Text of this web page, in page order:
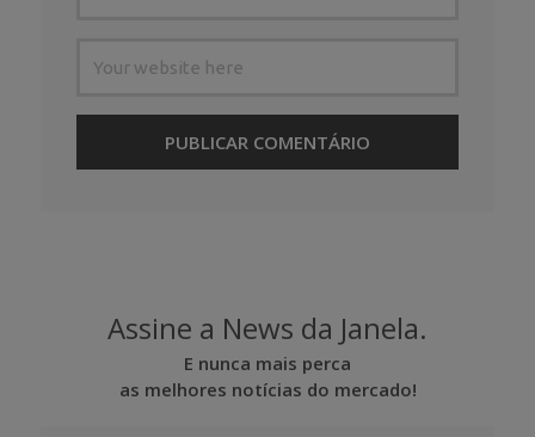
Assine a News da Janela.
E nunca mais perca
as melhores notícias do mercado!